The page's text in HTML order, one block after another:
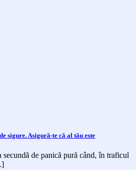
sigure. Asigură-te că al tău este
secundă de panică pură când, în traficul